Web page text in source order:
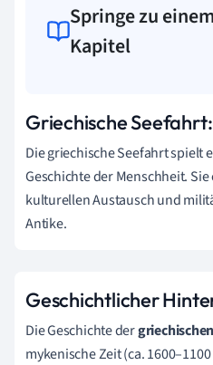
Springe zu
Kapitel
Griechische
Die griechische Seefahrt spielt
Geschichte der Menschheit.
kulturellen Austausch und
Antike.
Geschichtlicher
Die Geschichte der
mykenische Zeit (ca.